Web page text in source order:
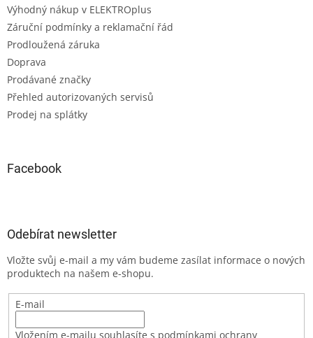
Výhodný nákup v ELEKTROplus
Záruční podmínky a reklamační řád
Prodloužená záruka
Doprava
Prodávané značky
Přehled autorizovaných servisů
Prodej na splátky
Facebook
Odebírat newsletter
Vložte svůj e-mail a my vám budeme zasílat informace o nových
produktech na našem e-shopu.
E-mail
Vložením e-mailu souhlasíte s podmínkami ochrany